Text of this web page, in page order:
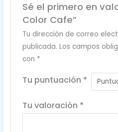
Sé el primero en
Color Cafe”
Tu dirección de correo
publicada. Los campos
con *
Tu puntuación *
Tu valoración *